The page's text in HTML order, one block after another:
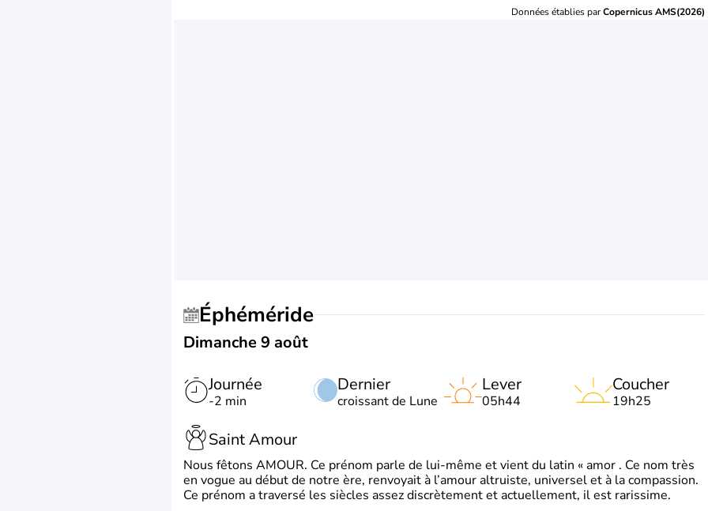
Données établies parCopernicus AMS(2026)
Éphéméride
Dimanche 9 août
Journée
-2 min
Dernier
croissant de Lune
Lever
05h44
Coucher
19h25
Saint Amour
Nous fêtons AMOUR. Ce prénom parle de lui-même et vient du latin « amor . Ce nom très
en vogue au début de notre ère, renvoyait à l’amour altruiste, universel et à la compassion.
Ce prénom a traversé les siècles assez discrètement et actuellement, il est rarissime.